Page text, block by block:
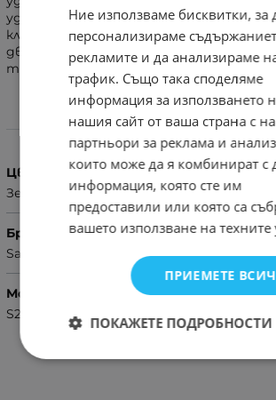
удобната стойка позволява да се
клипчета, снимки и др. по време на
две части – дебела и гъвкава гума,
твърд капак.
Цвят
Зелен
Бранд
Samsung
Модел Телефон
S22
Ние използваме бисквитки, за
персонализираме
рекламите и да анализираме
трафик. Също така споделяме
информация за използването
нашия сайт от ваша страна с
партньори за реклама и
които може да я комбинират с
информация, която сте им
предоставили или която са
вашето използване на техните
ПРИЕМЕТЕ
ПОКАЖЕТЕ ПОДРОБНОСТИ